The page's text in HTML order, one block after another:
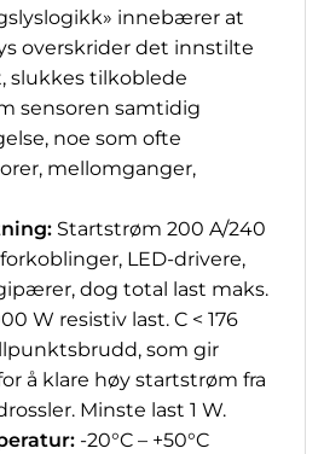
innebærer at
overskrider det innstilte
slukkes tilkoblede
sensoren samtidig
noe som ofte
mellomganger,
Startstrøm 200 A/240
LED-drivere,
dog total last maks.
W resistiv last. C < 176
som gir
å klare høy startstrøm fra
Minste last 1 W.
-20°C – +50°C